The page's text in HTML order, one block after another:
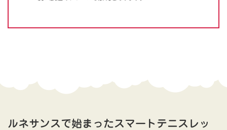
ルネサンスで始まったスマートテニスレッ